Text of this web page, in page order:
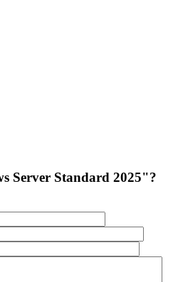
Server Standard 2025"?